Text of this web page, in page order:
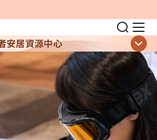
跳至主要內容
切換
顯
安居資源中心
顯